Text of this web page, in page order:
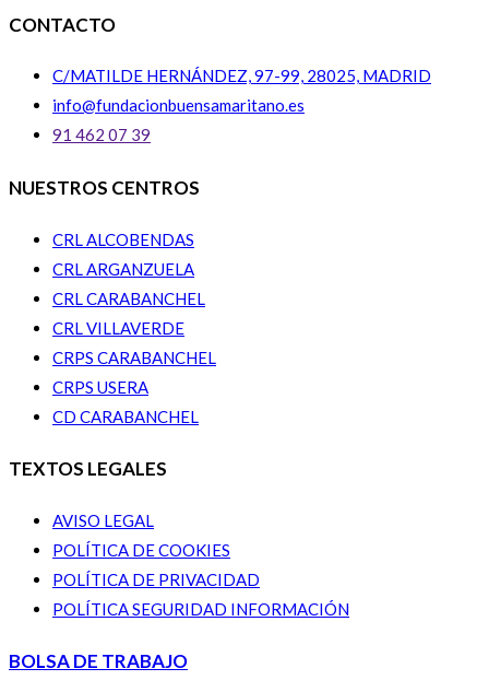
CONTACTO
C/MATILDE HERNÁNDEZ, 97-99, 28025, MADRID
info@fundacionbuensamaritano.es
91 462 07 39
NUESTROS CENTROS
CRL ALCOBENDAS
CRL ARGANZUELA
CRL CARABANCHEL
CRL VILLAVERDE
CRPS CARABANCHEL
CRPS USERA
CD CARABANCHEL
TEXTOS LEGALES
AVISO LEGAL
POLÍTICA DE COOKIES
POLÍTICA DE PRIVACIDAD
POLÍTICA SEGURIDAD INFORMACIÓN
BOLSA DE TRABAJO